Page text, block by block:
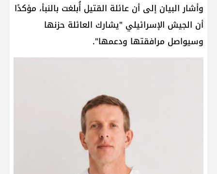
وأشار البيان إلى أن عائلة القتيل أُبلغت بالنبأ، مؤكدًا
أن الجيش الإسرائيلي "يشارك العائلة حزنها
وسيواصل مرافقتها ودعمها".